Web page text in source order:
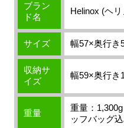
ブラン
ド名
Helinox (ヘ
サイズ 幅57×奥行き
収納サ
イズ
幅59×奥行き
重量
重量：
ッフバッグ